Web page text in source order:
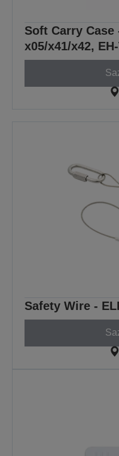
Soft Carry Case
x05/x41/x42,
Safety Wire -